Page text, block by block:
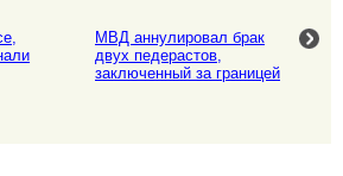
МВД аннулировал брак
двух педерастов,
заключенный за границей